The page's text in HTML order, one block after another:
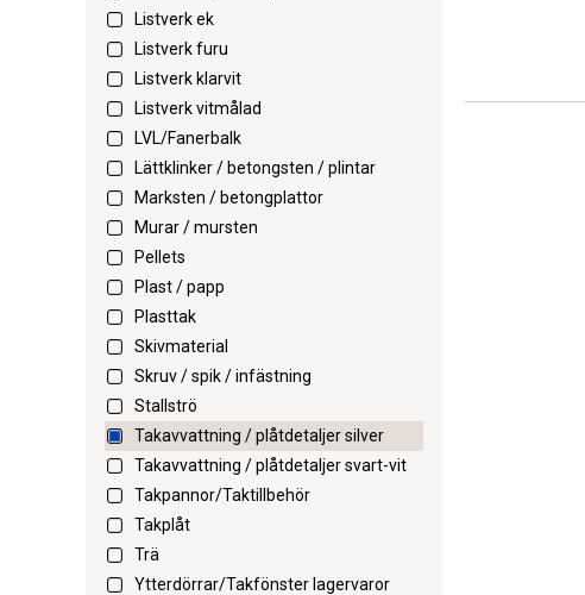
Listverk ek
Listverk furu
Listverk klarvit
Listverk vitmålad
LVL/Fanerbalk
Lättklinker / betongsten / plintar
Marksten / betongplattor
Murar / mursten
Pellets
Plast / papp
Plasttak
Skivmaterial
Skruv / spik / infästning
Stallströ
Takavvattning / plåtdetaljer silver
Takavvattning / plåtdetaljer svart-vit
Takpannor/Taktillbehör
Takplåt
Trä
Ytterdörrar/Takfönster lagervaror